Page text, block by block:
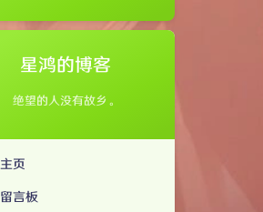
星鸿的博客
绝望的人没有故乡。
主页
留言板